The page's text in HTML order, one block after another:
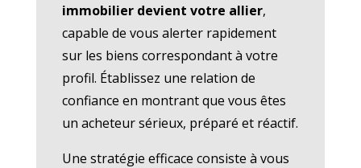
immobilier devient votre allier,
capable de vous alerter rapidement
sur les biens correspondant à votre
profil. Établissez une relation de
confiance en montrant que vous êtes
un acheteur sérieux, préparé et réactif.
Une stratégie efficace consiste à vous